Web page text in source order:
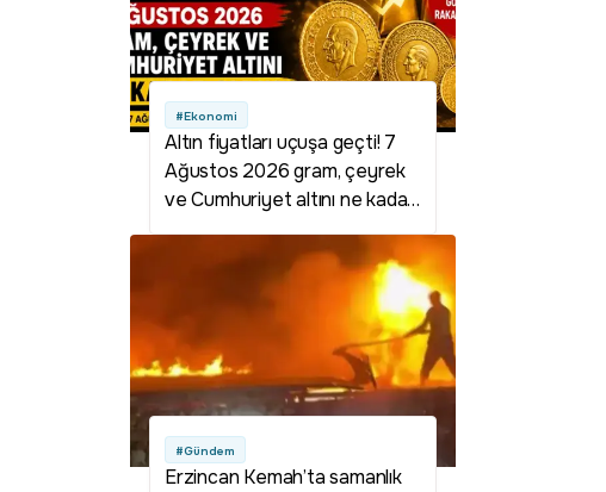
#Ekonomi
Altın fiyatları uçuşa geçti! 7
Ağustos 2026 gram, çeyrek
ve Cumhuriyet altını ne kadar
#Gündem
Erzincan Kemah’ta samanlık